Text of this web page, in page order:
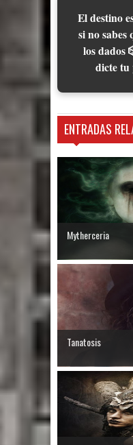
El destino
si no
los dados
dicte
ENTRADAS
Mytherceria
Tanatosis